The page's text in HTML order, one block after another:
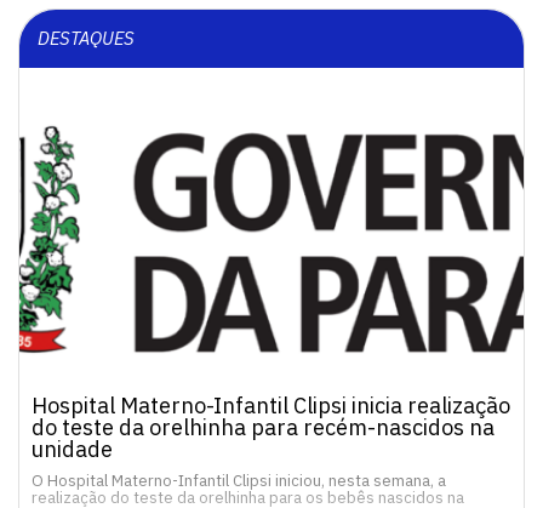
DESTAQUES
Hospital Materno-Infantil Clipsi inicia realização
do teste da orelhinha para recém-nascidos na
unidade
O Hospital Materno-Infantil Clipsi iniciou, nesta semana, a
realização do teste da orelhinha para os bebês nascidos na